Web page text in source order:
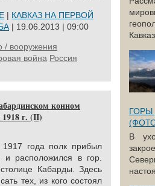
| КАВКАЗ НА ПЕРВОЙ
| 19.06.2013 | 09:00
/ вооружения
война Россия
конном
г. (II)
1917 года полк прибыл
и расположился в гор.
Кабарды. Здесь
тех, из кого со­стоял
ГОРЫ
В